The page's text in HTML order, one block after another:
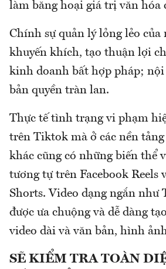
làm băng hoại giá trị văn hóa
Chính sự quản lý lỏng lẻo của
khuyến khích, tạo thuận lợi
kinh doanh bất hợp pháp;
bản quyền tràn lan.
Thực tế tình trạng vi phạm
trên Tiktok mà ở các nền
khác cũng có những biến thể
tương tự trên Facebook Reels
Shorts. Video dạng ngắn như
được ưa chuộng và dễ dàng
video dài và văn bản, hình
SẼ KIỂM TRA TOÀN